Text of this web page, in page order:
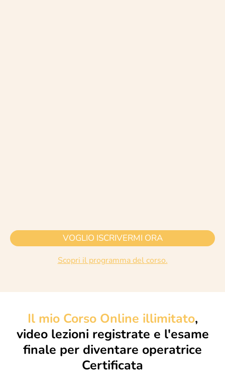
VOGLIO ISCRIVERMI ORA
Scopri il programma del corso.
Il mio Corso Online illimitato,
video lezioni registrate e l'esame
finale per diventare operatrice
Certificata